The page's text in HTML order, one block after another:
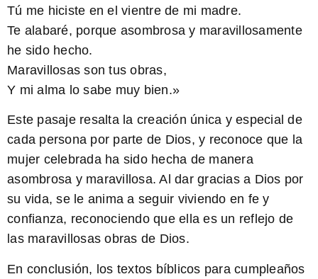
Tú me hiciste en el vientre de mi madre.
Te alabaré, porque asombrosa y maravillosamente
he sido hecho.
Maravillosas son tus obras,
Y mi alma lo sabe muy bien.»
Este pasaje resalta la creación única y especial de
cada persona por parte de Dios, y reconoce que la
mujer celebrada ha sido hecha de manera
asombrosa y maravillosa. Al dar gracias a Dios por
su vida, se le anima a seguir viviendo en fe y
confianza, reconociendo que ella es un reflejo de
las maravillosas obras de Dios.
En conclusión, los textos bíblicos para cumpleaños